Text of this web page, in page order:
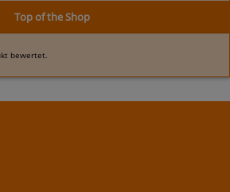
Top of the Shop
bewertet.